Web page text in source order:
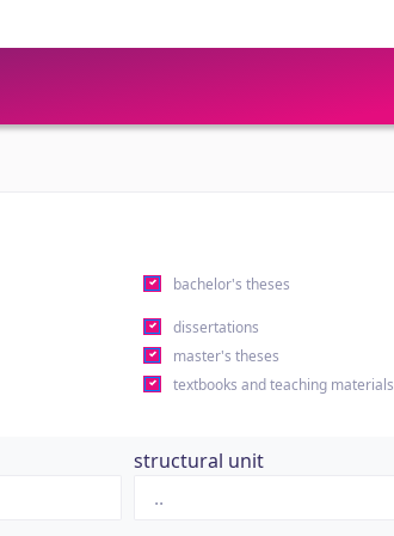
bachelor's theses
dissertations
master's theses
textbooks and teaching materials
structural unit